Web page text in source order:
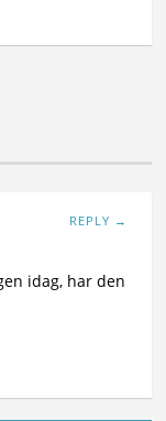
REPLY →
idag, har den